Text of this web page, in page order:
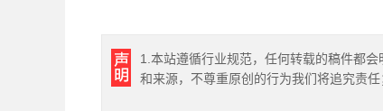
1.本站遵循行业规范，任何转载的稿件都
和来源，不尊重原创的行为我们将追究责